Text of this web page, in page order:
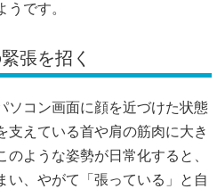
うです。
張を招く
ソコン画面に顔を近づけた状態
支えている首や肩の筋肉に大き
ような姿勢が日常化すると、
い、やがて「張っている」と自